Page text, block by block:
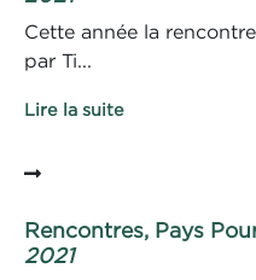
Cette année la
par Ti...
Lire la suite
Rencontres, Pays
2021